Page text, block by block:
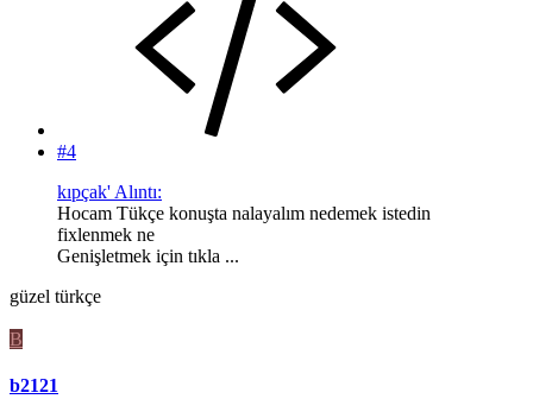
#4
kıpçak' Alıntı:
Hocam Tükçe konuşta nalayalım nedemek istedin
fixlenmek ne
Genişletmek için tıkla ...
güzel türkçe
B
b2121